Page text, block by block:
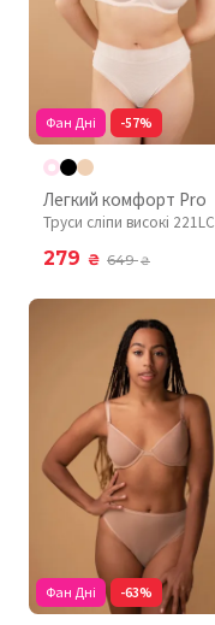
Фан Дні -57%
Легкий комфорт Pro
Труси сліпи високі 221LC
279 ₴ 649₴
Фан Дні -63%